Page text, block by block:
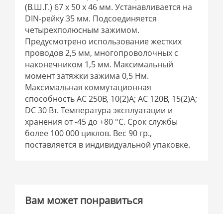
(В.Ш.Г.) 67 x 50 x 46 мм. Устанавливается на
DIN-рейку 35 мм. Подсоединяется
четырехполюсным зажимом.
Предусмотрено использование жестких
проводов 2,5 мм, многопроволочных с
наконечником 1,5 мм. Максимальный
момент затяжки зажима 0,5 Нм.
Максимальная коммутационная
способность AC 250В, 10(2)A; AC 120В, 15(2)A;
DC 30 Вт. Температура эксплуатации и
хранения от -45 до +80 °C. Срок службы
более 100 000 циклов. Вес 90 гр.,
поставляется в индивидуальной упаковке.
Вам может понравиться